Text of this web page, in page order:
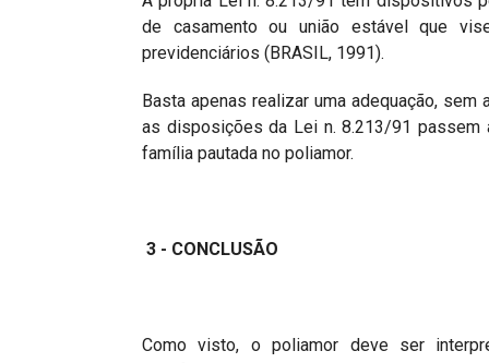
de casamento ou união estável que
previdenciários (BRASIL, 1991).
Basta apenas realizar uma adequação,
as disposições da Lei n. 8.213/91 passem
família pautada no poliamor.
3 - CONCLUSÃO
Como visto, o poliamor deve ser